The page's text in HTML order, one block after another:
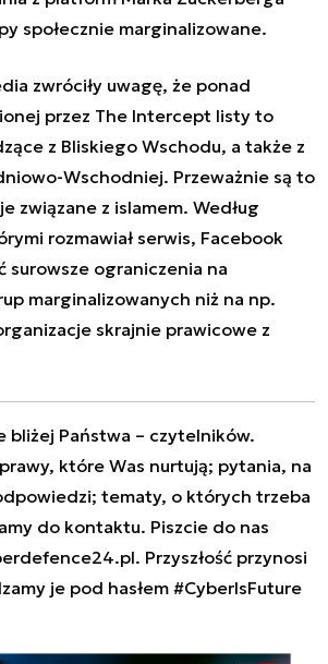
społecznie marginalizowane.
zwróciły uwagę, że ponad
przez The Intercept listy to
z Bliskiego Wschodu, a także z
Wschodniej. Przeważnie są to
związane z islamem. Według
rozmawiał serwis, Facebook
surowsze ograniczenia na
marginalizowanych niż na np.
skrajnie prawicowe z
bliżej Państwa – czytelników.
które Was nurtują; pytania, na
tematy, o których trzeba
do kontaktu. Piszcie do nas
. Przyszłość przynosi
je pod hasłem #CyberIsFuture